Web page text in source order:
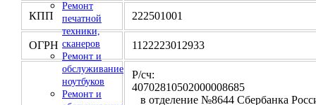
Ремонт
печатной
техники,
сканеров
Ремонт и
обслуживание
ноутбуков
Ремонт и
КПП 222501001
ОГРН 1122223012933
Р/сч:
в отделение №8644 Сбербанка